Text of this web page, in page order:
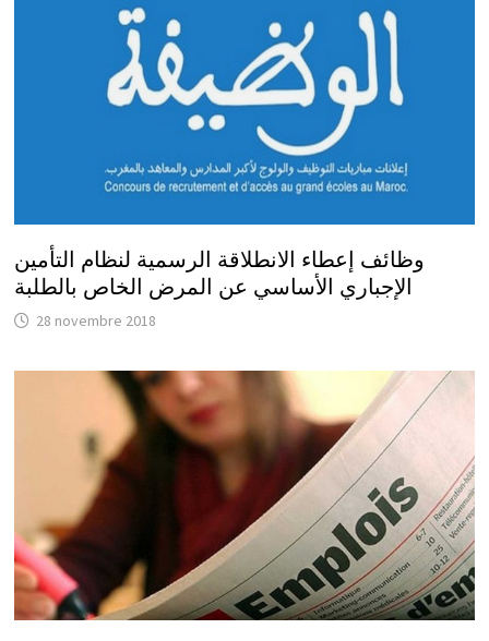
وظائف إعطاء الانطلاقة الرسمية لنظام التأمين
الإجباري الأساسي عن المرض الخاص بالطلبة
28 novembre 2018